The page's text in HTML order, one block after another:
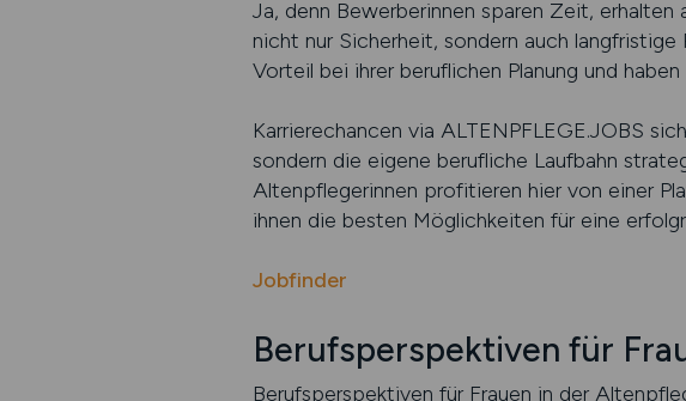
Ja, denn Bewerberinnen sparen Zeit,
nicht nur Sicherheit, sondern auch
Vorteil bei ihrer beruflichen Planung und
Karrierechancen via ALTENPFLEGE.JOBS
sondern die eigene berufliche Laufbahn
Altenpflegerinnen profitieren hier von einer
ihnen die besten Möglichkeiten für eine
Jobfinder
Berufsperspektiven für
Berufsperspektiven für Frauen in der